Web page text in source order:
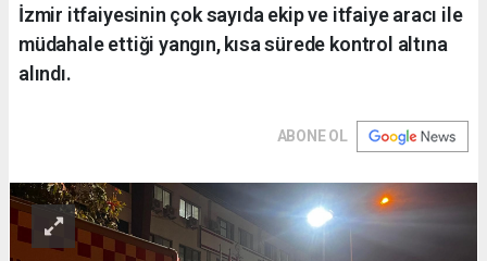
İzmir itfaiyesinin çok sayıda ekip ve itfaiye aracı ile
müdahale ettiği yangın, kısa sürede kontrol altına
alındı.
ABONE OL